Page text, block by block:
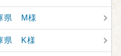
県 M様
県 K様